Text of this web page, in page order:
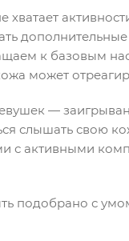
к базовым
может
—
слышать свою
с активными
подобрано с